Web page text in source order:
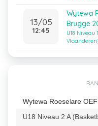
13/05
12:45
Wytewa
Brugge
U18 Niveau
Wytewa Roeselare
U18 Niveau 2 A